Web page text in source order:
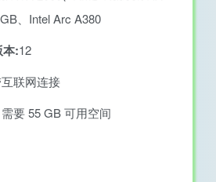
、Intel Arc A380
:12
联网连接
需要 55 GB 可用空间